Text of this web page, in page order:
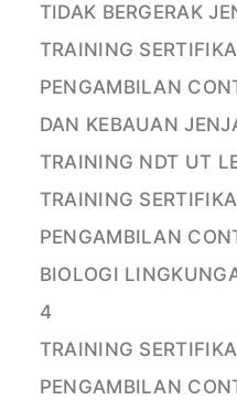
TIDAK BERGERAK
TRAINING
PENGAMBILAN
DAN KEBAUAN
TRAINING NDT UT
TRAINING
PENGAMBILAN
BIOLOGI
4
TRAINING
PENGAMBILAN